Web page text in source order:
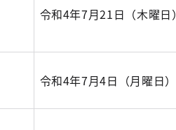
令和4年7月21日（木曜日）
令和4年7月4日（月曜日）